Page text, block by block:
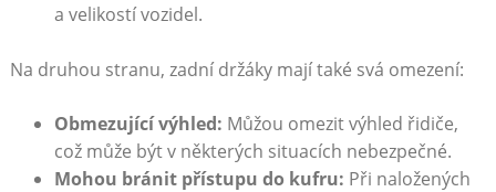
a velikostí vozidel.
Na druhou ‌stranu, ⁣zadní ​držáky mají také‌ svá omezení:
Obmezující výhled: Můžou⁤ omezit výhled řidiče,
což ​může být⁤ v některých ‌situacích nebezpečné.
Mohou ⁤bránit přístupu ​do kufru: Při naložených⁤